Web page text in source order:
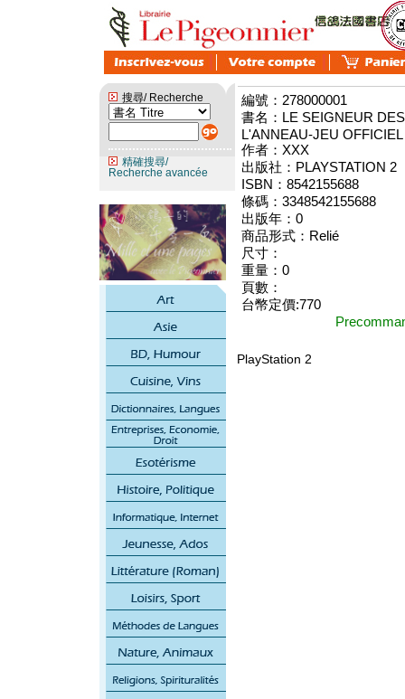
搜尋/ Recherche
精確搜尋/
Recherche avancée
編號：278000001
書名：LE SEIGNEUR
L'ANNEAU-JEU OFFICIEL
作者：XXX
出版社：PLAYSTATION 2
ISBN：8542155688
條碼：3348542155688
出版年：0
商品形式：Relié
尺寸：
重量：0
頁數：
台幣定價:770
PlayStation 2